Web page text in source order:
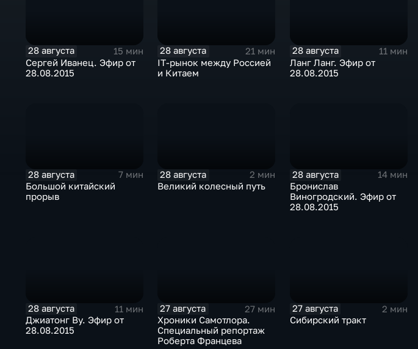
28 августа
15 мин
Сергей Иванец. Эфир от
28.08.2015
28 августа
21 мин
IT-рынок между Россией
и Китаем
28 августа
11 мин
Ланг Ланг. Эфир от
28.08.2015
28 августа
7 мин
Большой китайский
прорыв
28 августа
2 мин
Великий колесный путь
28 августа
14 мин
Бронислав
Виногродский. Эфир от
28.08.2015
28 августа
11 мин
Джиатонг Ву. Эфир от
28.08.2015
27 августа
27 мин
Хроники Самотлора.
Специальный репортаж
Роберта Францева
27 августа
2 мин
Сибирский тракт